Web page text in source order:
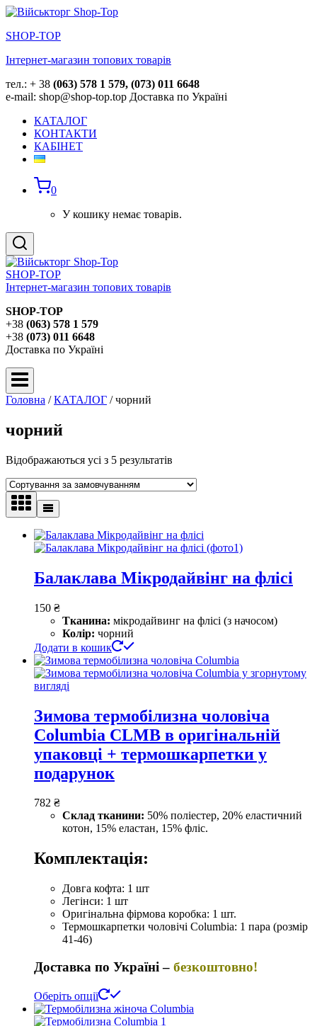
Перейти
вмісту
SHOP-TOP
Інтернет-магазин топових товарів
тел.: + 38 (063) 578 1 579, (073) 011 6648
e-mail: shop@shop-top.top Доставка по Україні
КАТАЛОГ
КОНТАКТИ
КАБІНЕТ
0
У кошику немає товарів.
SHOP-TOP
Інтернет-магазин топових товарів
SHOP-TOP
+38 (063) 578 1 579
+38 (073) 011 6648
Доставка по Україні
Головна / КАТАЛОГ / чорний
чорний
Відображаються усі з 5 результатів
Балаклава Мікродайвінг на флісі
150 ₴
Тканина: мікродайвинг на флісі (з начосом)
Колір: чорний
Додати в кошик
Зимова термобілизна чоловіча
Columbia CLMB в оригінальній
упаковці + термошкарпетки у
подарунок
782 ₴
Склад тканини: 50% поліестер, 20% еластичний
котон, 15% еластан, 15% фліс.
Комплектація:
Довга кофта: 1 шт
Легінси: 1 шт
Оригінальна фірмова коробка: 1 шт.
Термошкарпетки чоловічі Columbia: 1 пара (розмір
41-46)
Доставка по Україні – безкоштовно!
Оберіть опції
Цей
товар
має